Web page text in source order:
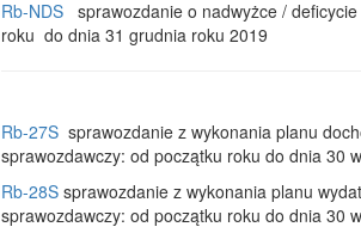
Rb-NDS sprawozdanie o nadwyżce /
roku do dnia 31 grudnia roku 2019
Rb-27S sprawozdanie z wykonania planu
sprawozdawczy: od początku roku do dnia 30
Rb-28S sprawozdanie z wykonania planu
sprawozdawczy: od początku roku do dnia 30